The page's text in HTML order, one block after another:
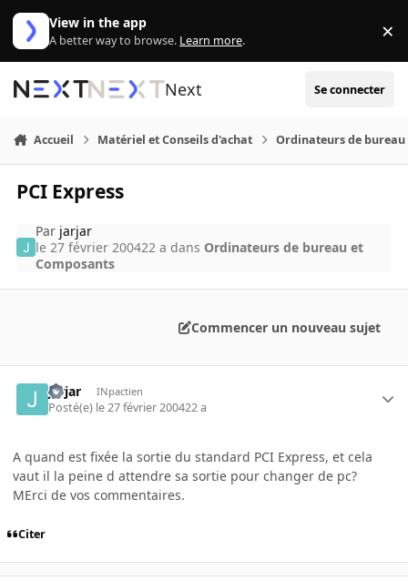
Aller au contenu
View in the app
A better way to browse. Learn more. ×
Next Se connecter
Accueil Matériel et Conseils d'achat Ordinateurs de bureau
PCI Express
Par jarjar
le 27 février 200422 a dans Ordinateurs de bureau et
Composants
Commencer un nouveau sujet
jarjar INpactien
Posté(e) le 27 février 200422 a
A quand est fixée la sortie du standard PCI Express, et cela
vaut il la peine d attendre sa sortie pour changer de pc?
MErci de vos commentaires.
Citer